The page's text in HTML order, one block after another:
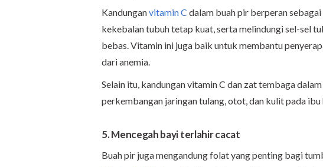
Kandunganvitamin C dalam buah pir berperan
kekebalan tubuh tetap kuat, serta melindungi sel-sel
bebas. Vitamin ini juga baik untuk membantu
dari anemia.
Selain itu, kandungan vitamin C dan zat tembaga
perkembangan jaringan tulang, otot, dan kulit pada ibu
5. Mencegah bayi terlahir cacat
Buah pir juga mengandung folat yang penting bagi